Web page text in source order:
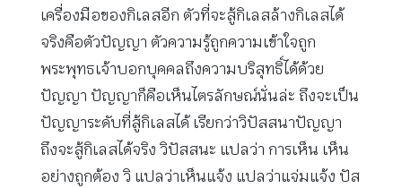
เครื่องมือของกิเลสอีก ตัวที่จะสู้กิเลสล้างกิเลสได้
จริงคือตัวปัญญา ตัวความรู้ถูกความเข้าใจถูก
พระพุทธเจ้าบอกบุคคลถึงความบริสุทธิ์ได้ด้วย
ปัญญา ปัญญาก็คือเห็นไตรลักษณ์นั่นล่ะ ถึงจะเป็น
ปัญญาระดับที่สู้กิเลสได้ เรียกว่าวิปัสสนาปัญญา
ถึงจะสู้กิเลสได้จริง วิปัสสนะ แปลว่า การเห็น เห็น
อย่างถูกต้อง วิ แปลว่าเห็นแจ้ง แปลว่าแจ่มแจ้ง ปัส